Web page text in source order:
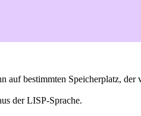
bestimmten Speicherplatz,
der LISP-Sprache.